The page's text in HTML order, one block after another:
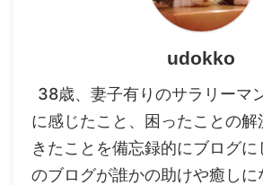
udokko
38歳、妻子有りのサラリーマ
に感じたこと、困ったことの解
きたことを備忘録的にブログに
のブログが誰かの助けや癒しに